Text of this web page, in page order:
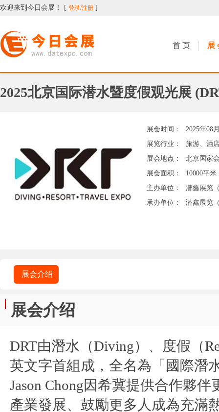
欢迎来到今日会展！ [ 登录/注册 ]
今日会展
首 页 展
2025北京国际潜水暨度假观光展
展会时间：
2025年08
展览行业：
旅游、酒
展会地点：
北京国家
展会面积：
10000平米
主办单位：
潜鑫展览
承办单位：
潜鑫展览
展会介绍
展会介绍
DRT由潛水（Diving）、度假（
英文字首組成，全名為「國際潛
Jason Chong因希冀提供合作夥
產業發展、鼓勵更多人成為充滿